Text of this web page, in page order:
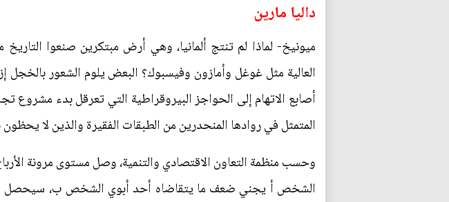
داليا مارين
ميونيخ- لماذا لم تنتج ألمانيا، وهي أرض مبتكرين صنعوا
العالية مثل غوغل وأمازون وفيسبوك؟ البعض يلوم الشعور بالخجل
أصابع الاتهام إلى الحواجز البيروقراطية التي تعرقل بدء مشروع
المتمثل في روادها المنحدرين من الطبقات الفقيرة والذين لا